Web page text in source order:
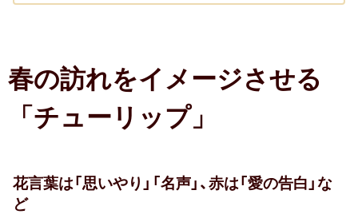
昇進・栄転祝い
永年勤続表彰
陣中見舞い
百寿
春の訪れをイメージさせる
「チューリップ」
花言葉は「思いやり」「名声」、赤は「愛の告白」な
ど